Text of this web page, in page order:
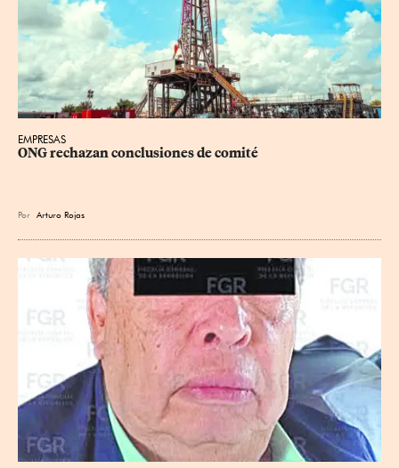
EMPRESAS
ONG rechazan conclusiones de comité
Por Arturo Rojas